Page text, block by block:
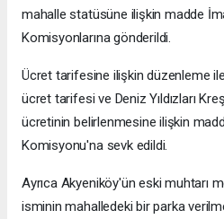
mahalle statüsüne ilişkin madde
Komisyonlarına gönderildi.
Ücret tarifesine ilişkin düzenleme
ücret tarifesi ve Deniz Yıldızları
ücretinin belirlenmesine ilişkin
Komisyonu'na sevk edildi.
Ayrıca Akyeniköy'ün eski muhtarı
isminin mahalledeki bir parka